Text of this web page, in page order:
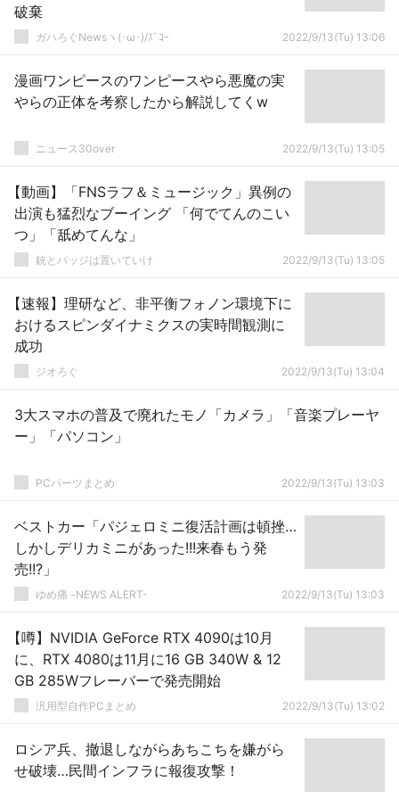
破棄
ガハろぐNewsヽ(･ω･)/ｽﾞｺｰ 2022/9/13(Tu) 13:06
漫画ワンピースのワンピースやら悪魔の実
やらの正体を考察したから解説してくw
ニュース30over 2022/9/13(Tu) 13:05
【動画】「FNSラフ＆ミュージック」異例の
出演も猛烈なブーイング 「何でてんのこい
つ」「舐めてんな」
銃とバッジは置いていけ 2022/9/13(Tu) 13:05
【速報】理研など、非平衡フォノン環境下に
おけるスピンダイナミクスの実時間観測に
成功
ジオろぐ 2022/9/13(Tu) 13:04
3大スマホの普及で廃れたモノ「カメラ」「音楽プレーヤ
ー」「パソコン」
PCパーツまとめ 2022/9/13(Tu) 13:03
ベストカー「パジェロミニ復活計画は頓挫…
しかしデリカミニがあった!!!来春もう発
売!!?」
ゆめ痛 -NEWS ALERT- 2022/9/13(Tu) 13:03
【噂】NVIDIA GeForce RTX 4090は10月
に、RTX 4080は11月に16 GB 340W & 12
GB 285Wフレーバーで発売開始
汎用型自作PCまとめ 2022/9/13(Tu) 13:02
ロシア兵、撤退しながらあちこちを嫌がら
せ破壊…民間インフラに報復攻撃！